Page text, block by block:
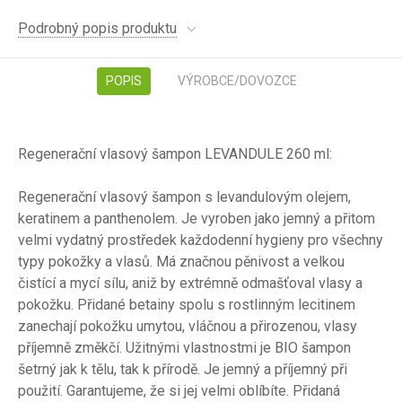
Podrobný popis produktu
POPIS VÝROBCE/DOVOZCE
Regenerační vlasový šampon LEVANDULE 260 ml:
Regenerační vlasový šampon s levandulovým olejem,
keratinem a panthenolem. Je vyroben jako jemný a přitom
velmi vydatný prostředek každodenní hygieny pro všechny
typy pokožky a vlasů. Má značnou pěnivost a velkou
čistící a mycí sílu, aniž by extrémně odmašťoval vlasy a
pokožku. Přidané betainy spolu s rostlinným lecitinem
zanechají pokožku umytou, vláčnou a přirozenou, vlasy
příjemně změkčí. Užitnými vlastnostmi je BIO šampon
šetrný jak k tělu, tak k přírodě. Je jemný a příjemný při
použití. Garantujeme, že si jej velmi oblíbíte. Přidaná